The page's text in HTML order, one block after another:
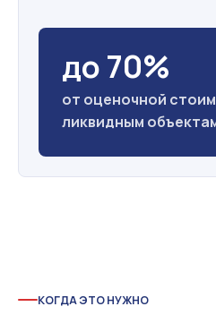
до 70%
от оценочной
ликвидным
КОГДА ЭТО НУЖНО